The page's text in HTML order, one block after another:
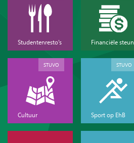
Studentenresto's Financiële steun
Cultuur
STUVO
Sport op EhB
STUVO